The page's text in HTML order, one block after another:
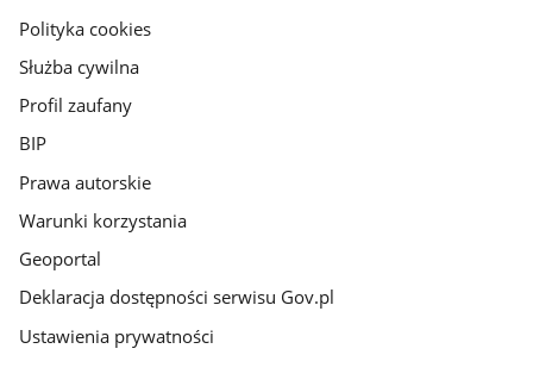
gov.pl
Polityka cookies
Służba cywilna
Profil zaufany
BIP
Prawa autorskie
Warunki korzystania
Geoportal
Deklaracja dostępności serwisu Gov.pl
Ustawienia prywatności